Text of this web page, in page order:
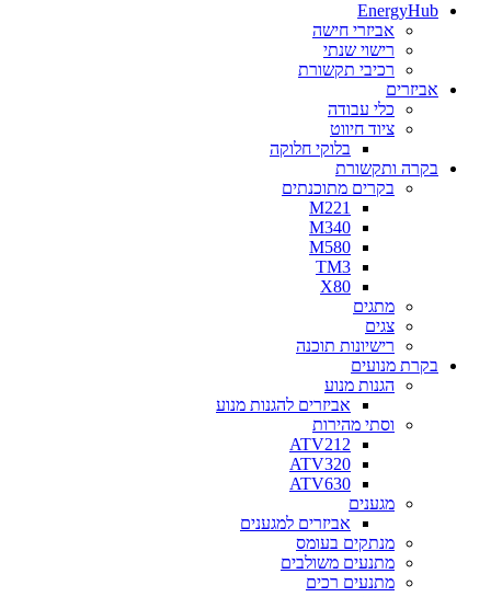
EnergyHub
אביזרי חישה
רישוי שנתי
רכיבי תקשורת
אביזרים
כלי עבודה
ציוד חיווט
בלוקי חלוקה
בקרה ותקשורת
בקרים מתוכנתים
M221
M340
M580
TM3
X80
מתגים
צגים
רישיונות תוכנה
בקרת מנועים
הגנות מנוע
אביזרים להגנות מנוע
וסתי מהירות
ATV212
ATV320
ATV630
מגענים
אביזרים למגענים
מנתקים בעומס
מתנעים משולבים
מתנעים רכים